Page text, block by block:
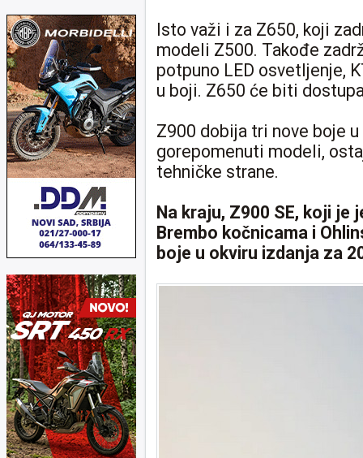
Isto važi i za Z650, koji
modeli Z500. Takođe
potpuno LED osvetljenje,
u boji. Z650 će biti
Z900 dobija tri nove boje
gorepomenuti modeli,
tehničke strane.
Na kraju, Z900 SE, koji je
Brembo kočnicama i
boje u okviru izdanja za